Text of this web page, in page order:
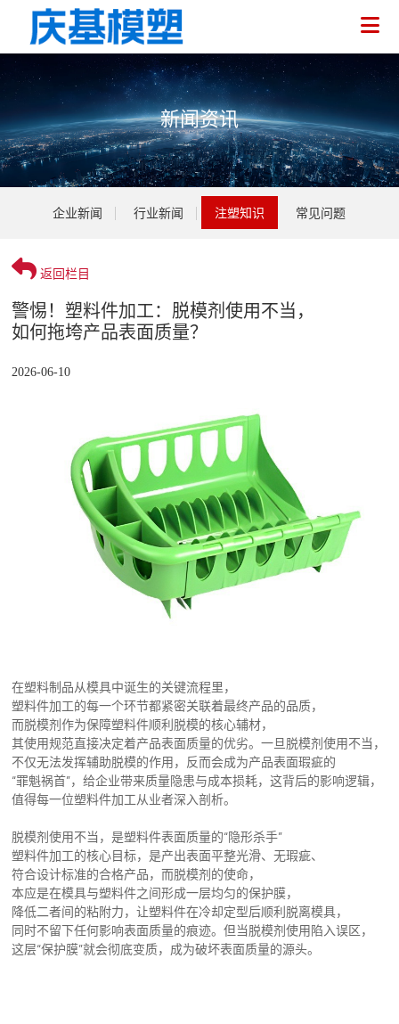
企业介绍
荣誉资质
技术人员
电气注塑
家用注塑
环保注塑
注塑模具
企业新闻
行业新闻
注塑知识
注塑加工
模具开发
新闻资讯
企业新闻 行业新闻 注塑知识 常见问题
返回栏目
警惕！塑料件加工：脱模剂使用不当，
如何拖垮产品表面质量？
2026-06-10
在塑料制品从模具中诞生的关键流程里，
塑料件加工的每一个环节都紧密关联着最终产品的品质，
而脱模剂作为保障塑料件顺利脱模的核心辅材，
其使用规范直接决定着产品表面质量的优劣。一旦脱模剂使用不当，
不仅无法发挥辅助脱模的作用，反而会成为产品表面瑕疵的
“罪魁祸首”，给企业带来质量隐患与成本损耗，这背后的影响逻辑，
值得每一位塑料件加工从业者深入剖析。
脱模剂使用不当，是塑料件表面质量的“隐形杀手”
塑料件加工的核心目标，是产出表面平整光滑、无瑕疵、
符合设计标准的合格产品，而脱模剂的使命，
本应是在模具与塑料件之间形成一层均匀的保护膜，
降低二者间的粘附力，让塑料件在冷却定型后顺利脱离模具，
同时不留下任何影响表面质量的痕迹。但当脱模剂使用陷入误区，
这层“保护膜”就会彻底变质，成为破坏表面质量的源头。